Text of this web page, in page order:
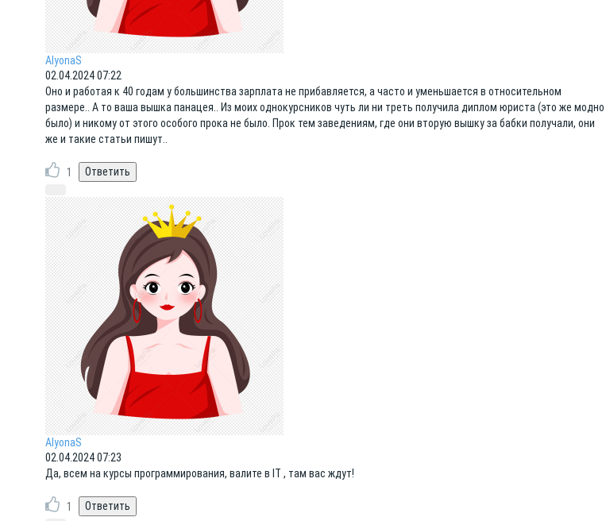
AlyonaS
02.04.2024 07:22
Оно и работая к 40 годам у большинства зарплата не прибавляется, а часто и уменьшается в относительном
размере.. А то ваша вышка панацея.. Из моих однокурсников чуть ли ни треть получила диплом юриста (это же модно
было) и никому от этого особого прока не было. Прок тем заведениям, где они вторую вышку за бабки получали, они
же и такие статьи пишут..
1
AlyonaS
02.04.2024 07:23
Да, всем на курсы программирования, валите в IT , там вас ждут!
1